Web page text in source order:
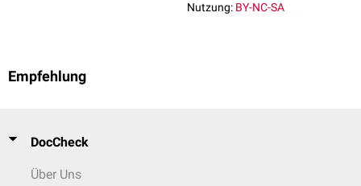
Nutzung: BY-NC-SA
Empfehlung
DocCheck
Über Uns